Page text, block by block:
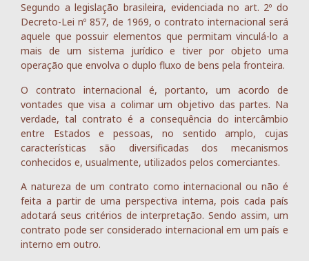
Segundo a legislação brasileira, evidenciada no art. 2º do
Decreto-Lei nº 857, de 1969, o contrato internacional será
aquele que possuir elementos que permitam vinculá-lo a
mais de um sistema jurídico e tiver por objeto uma
operação que envolva o duplo fluxo de bens pela fronteira.
O contrato internacional é, portanto, um acordo de
vontades que visa a colimar um objetivo das partes. Na
verdade, tal contrato é a consequência do intercâmbio
entre Estados e pessoas, no sentido amplo, cujas
características são diversificadas dos mecanismos
conhecidos e, usualmente, utilizados pelos comerciantes.
A natureza de um contrato como internacional ou não é
feita a partir de uma perspectiva interna, pois cada país
adotará seus critérios de interpretação. Sendo assim, um
contrato pode ser considerado internacional em um país e
interno em outro.